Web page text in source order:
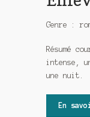
Genre :
Résumé
intense,
une nuit.
En